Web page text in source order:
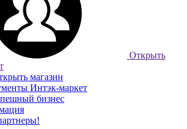
Открыть
магазин
Интэк-маркет
бизнес